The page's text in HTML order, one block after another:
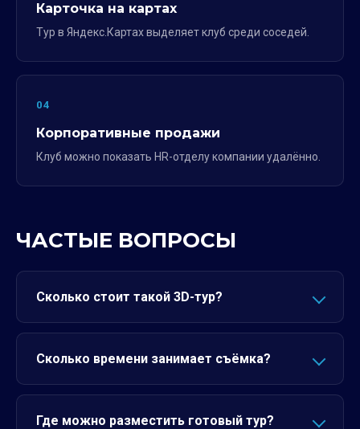
Карточка на картах
Тур в Яндекс.Картах выделяет клуб среди соседей.
04
Корпоративные продажи
Клуб можно показать HR-отделу компании удалённо.
ЧАСТЫЕ ВОПРОСЫ
Сколько стоит такой 3D-тур?
Сколько времени занимает съёмка?
Где можно разместить готовый тур?